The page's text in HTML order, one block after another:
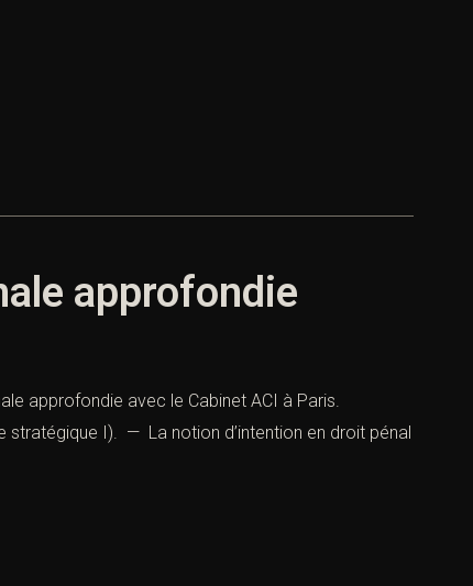
approfondie
approfondie avec le Cabinet ACI à Paris.
stratégique I). — La notion d’intention en droit pénal